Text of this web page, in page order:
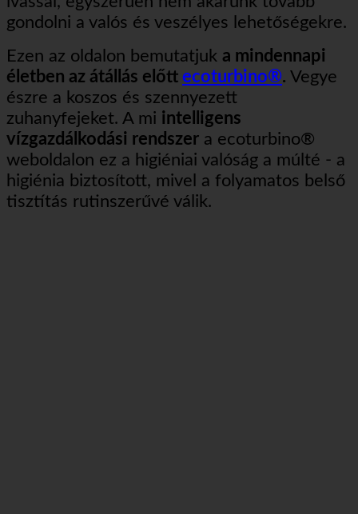
ivással, egyszerűen nem akarunk tovább
gondolni a valós és veszélyes lehetőségekre.
Ezen az oldalon bemutatjuk a mindennapi
életben az átállás előtt ecoturbino®️. Vegye
észre a koszos és szennyezett
zuhanyfejeket. A mi intelligens
vízgazdálkodási rendszer a ecoturbino®️
weboldalon ez a higiéniai valóság a múlté - a
higiénia biztosított, mivel a folyamatos belső
tisztítás rutinszerűvé válik.